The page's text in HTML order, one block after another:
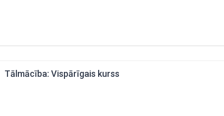
Tālmācība: Vispārīgais kurss